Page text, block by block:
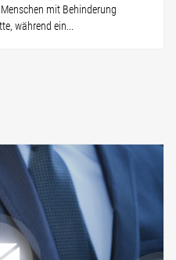
mit Behinderung
während ein...